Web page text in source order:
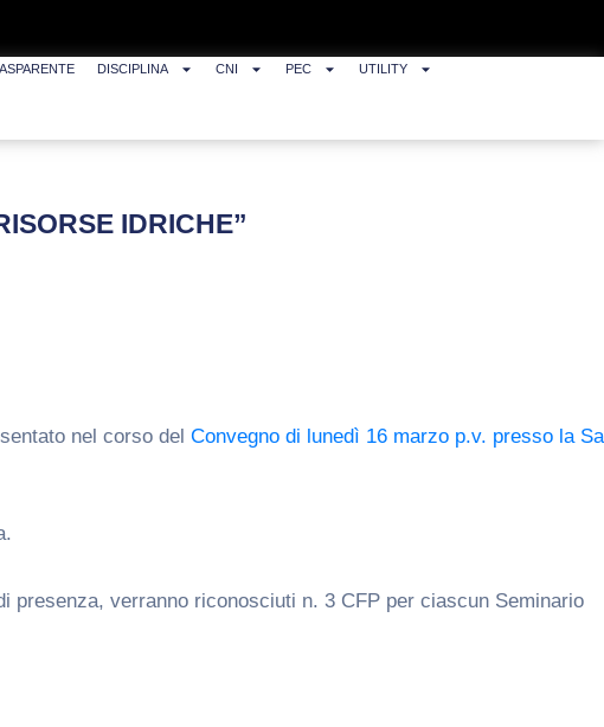
DISCIPLINA CNI PEC UTILITY
IDRICHE”
nel corso del Convegno di lunedì 16 marzo p.v. presso la
presenza, verranno riconosciuti n. 3 CFP per ciascun Seminario